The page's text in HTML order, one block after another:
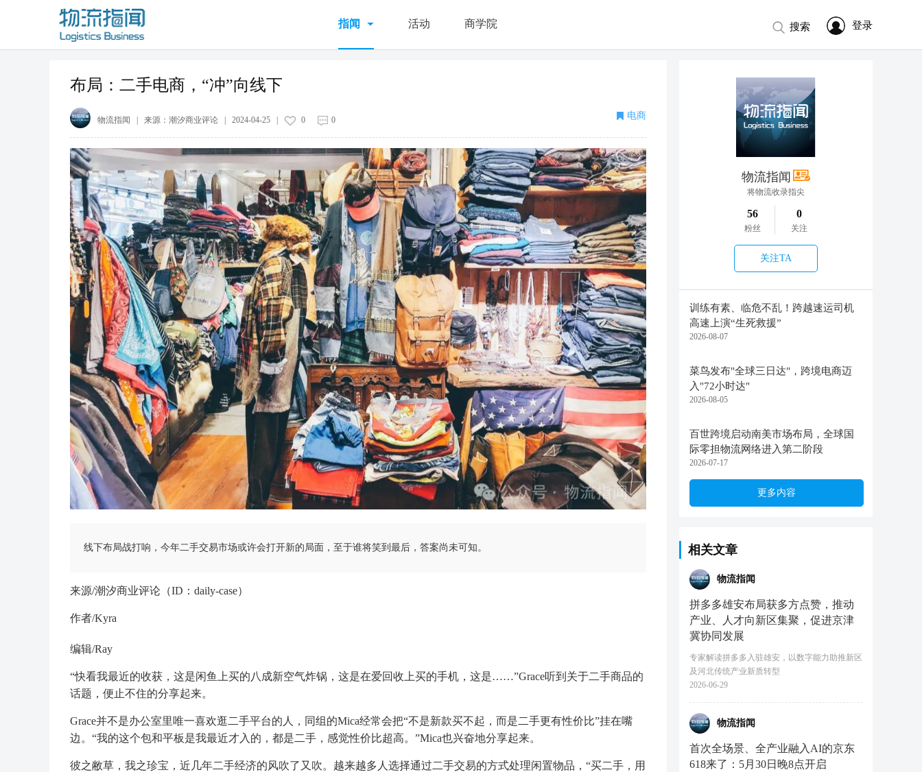
指闻 活动 商学院 登录
搜索
物流指闻
将物流收录指尖
56
粉丝
0
关注
关注TA
训练有素、临危不乱！跨越速运司机
高速上演“生死救援”
2026-08-07
菜鸟发布"全球三日达"，跨境电商迈
入"72小时达"
2026-08-05
百世跨境启动南美市场布局，全球国
际零担物流网络进入第二阶段
2026-07-17
更多内容
相关文章
物流指闻
拼多多雄安布局获多方点赞，推动
产业、人才向新区集聚，促进京津
冀协同发展
专家解读拼多多入驻雄安，以数字能力助推新区
及河北传统产业新质转型
2026-06-29
物流指闻
首次全场景、全产业融入AI的京东
618来了：5月30日晚8点开启
布局：二手电商，“冲”向线下
物流指闻 | 来源： 潮汐商业评论 2024-04-25 0 0 电商
线下布局战打响，今年二手交易市场或许会打开新的局面，至于谁将笑到最后，答案尚未可知。
来源/潮汐商业评论（ID：daily-case）
作者/Kyra
编辑/Ray
“快看我最近的收获，这是闲鱼上买的八成新空气炸锅，这是在爱回收上买的手机，这是……”Grace听到关于二手商品的
话题，便止不住的分享起来。
Grace并不是办公室里唯一喜欢逛二手平台的人，同组的Mica经常会把“不是新款买不起，而是二手更有性价比”挂在嘴
边。“我的这个包和平板是我最近才入的，都是二手，感觉性价比超高。”Mica也兴奋地分享起来。
彼之敝草，我之珍宝，近几年二手经济的风吹了又吹。越来越多人选择通过二手交易的方式处理闲置物品，“买二手，用